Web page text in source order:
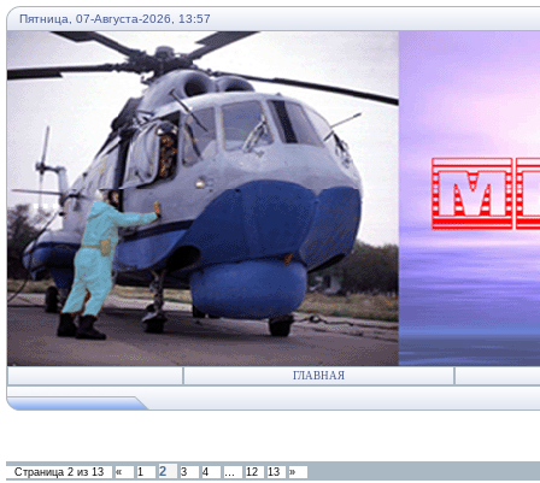
Пятница, 07-Августа-2026, 13:57
...
ГЛАВНАЯ
Страница 2 из 13 « 1 2 3 4 … 12 13 »